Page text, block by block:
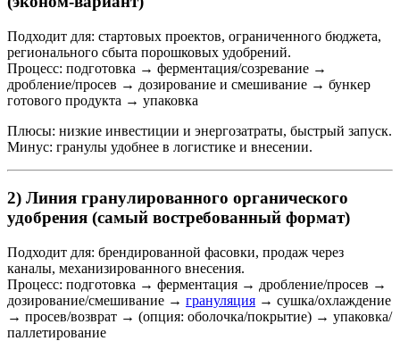
Подходит для: стартовых проектов, ограниченного бюджета,
регионального сбыта порошковых удобрений.
Процесс: подготовка → ферментация/созревание →
дробление/просев → дозирование и смешивание → бункер
готового продукта → упаковка
Плюсы: низкие инвестиции и энергозатраты, быстрый запуск.
Минус: гранулы удобнее в логистике и внесении.
2) Линия гранулированного органического
удобрения (самый востребованный формат)
Подходит для: брендированной фасовки, продаж через
каналы, механизированного внесения.
Процесс: подготовка → ферментация → дробление/просев →
дозирование/смешивание → грануляция → сушка/охлаждение
→ просев/возврат → (опция: оболочка/покрытие) → упаковка/
паллетирование